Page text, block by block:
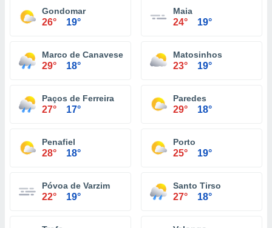
Gondomar
26° 19°
Maia
24° 19°
Marco de Canaveses
29° 18°
Matosinhos
23° 19°
Paços de Ferreira
27° 17°
Paredes
29° 18°
Penafiel
28° 18°
Porto
25° 19°
Póvoa de Varzim
22° 19°
Santo Tirso
27° 18°